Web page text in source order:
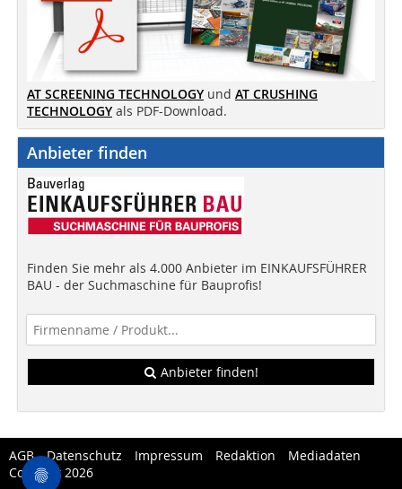
AT SCREENING TECHNOLOGY und AT CRUSHING
TECHNOLOGY als PDF-Download.
Anbieter finden
Finden Sie mehr als 4.000 Anbieter im EINKAUFSFÜHRER
BAU - der Suchmaschine für Bauprofis!
Anbieter finden!
AGB Datenschutz Impressum Redaktion
Mediadaten
Copytest 2026